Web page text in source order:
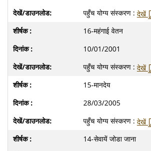
पहुँच योग्य संस्करण : देखें
16-महंगाई वेतन
10/01/2001
पहुँच योग्य संस्करण : देखें
15-मानदेय
28/03/2005
पहुँच योग्य संस्करण : देखें
14-सेवायें जोडा जाना